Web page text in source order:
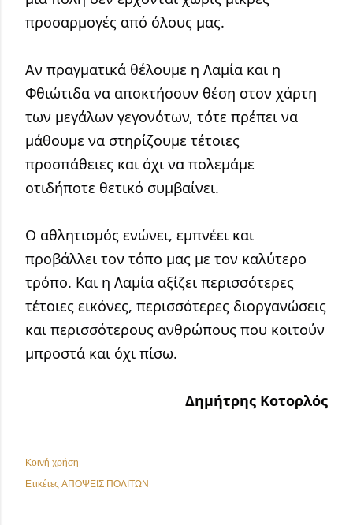
προσαρμογές από όλους μας.
Αν πραγματικά θέλουμε η Λαμία και η
Φθιώτιδα να αποκτήσουν θέση στον χάρτη
των μεγάλων γεγονότων, τότε πρέπει να
μάθουμε να στηρίζουμε τέτοιες
προσπάθειες και όχι να πολεμάμε
οτιδήποτε θετικό συμβαίνει.
Ο αθλητισμός ενώνει, εμπνέει και
προβάλλει τον τόπο μας με τον καλύτερο
τρόπο. Και η Λαμία αξίζει περισσότερες
τέτοιες εικόνες, περισσότερες διοργανώσεις
και περισσότερους ανθρώπους που κοιτούν
μπροστά και όχι πίσω.
Δημήτρης Κοτορλός
Κοινή χρήση
Ετικέτες ΑΠΟΨΕΙΣ ΠΟΛΙΤΩΝ